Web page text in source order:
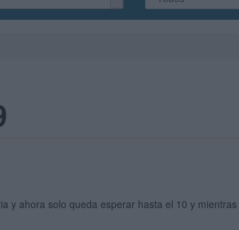
y ahora solo queda esperar hasta el 10 y